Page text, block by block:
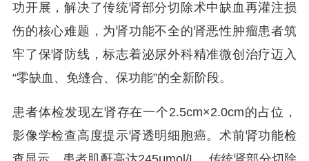
功开展，解决了传统肾部分切除术中缺血再灌注损
伤的核心难题，为肾功能不全的肾恶性肿瘤患者筑
牢了保肾防线，标志着泌尿外科精准微创治疗迈入
“零缺血、免缝合、保功能”的全新阶段。
患者体检发现左肾存在一个2.5cm×2.0cm的占位，
影像学检查高度提示肾透明细胞癌。术前肾功能检